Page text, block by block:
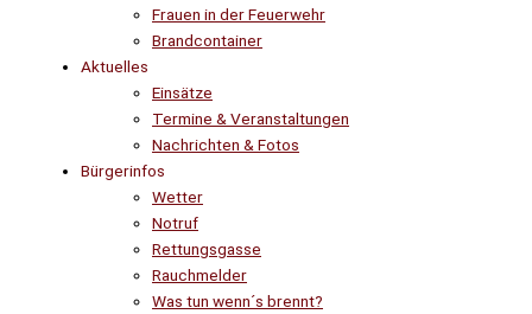
Frauen in der Feuerwehr
Brandcontainer
Aktuelles
Einsätze
Termine & Veranstaltungen
Nachrichten & Fotos
Bürgerinfos
Wetter
Notruf
Rettungsgasse
Rauchmelder
Was tun wenn´s brennt?